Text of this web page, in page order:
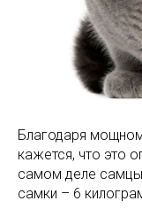
Благодаря
кажется, что это
самом деле
самки – 6